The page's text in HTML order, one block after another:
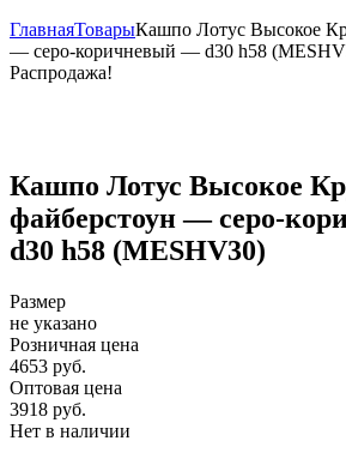
ГлавнаяТоварыКашпо Лотус Высокое
— серо-коричневый — d30 h58
Распродажа!
Кашпо Лотус Высокое
файберстоун — серо-
d30 h58 (MESHV30)
Размер
не указано
Розничная цена
4653 руб.
Оптовая цена
3918 руб.
Нет в наличии